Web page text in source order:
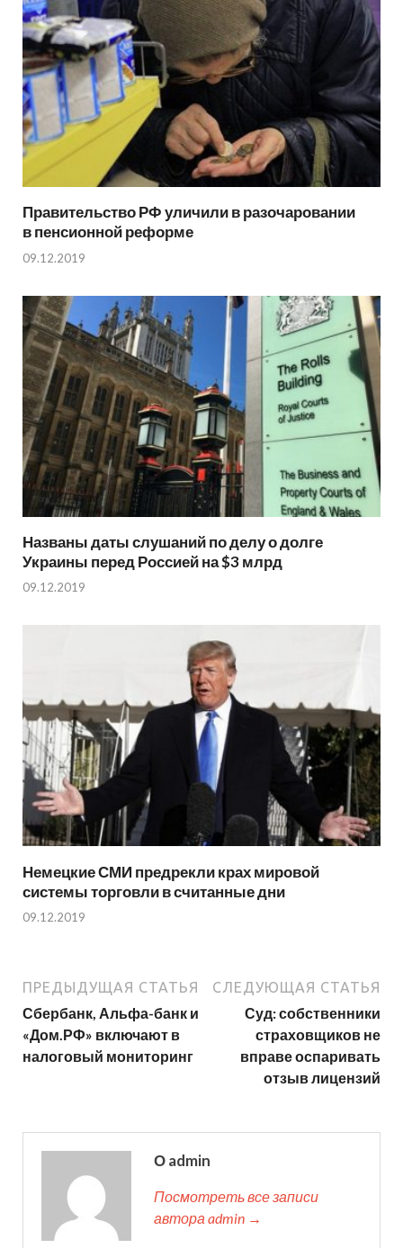
Правительство РФ уличили в разочаровании
в пенсионной реформе
09.12.2019
Названы даты слушаний по делу о долге
Украины перед Россией на $3 млрд
09.12.2019
Немецкие СМИ предрекли крах мировой
системы торговли в считанные дни
09.12.2019
ПРЕДЫДУЩАЯ СТАТЬЯ
Сбербанк, Альфа-банк и
«Дом.РФ» включают в
налоговый мониторинг
СЛЕДУЮЩАЯ СТАТЬЯ
Суд: собственники
страховщиков не
вправе оспаривать
отзыв лицензий
О admin
Посмотреть все записи
автора admin →